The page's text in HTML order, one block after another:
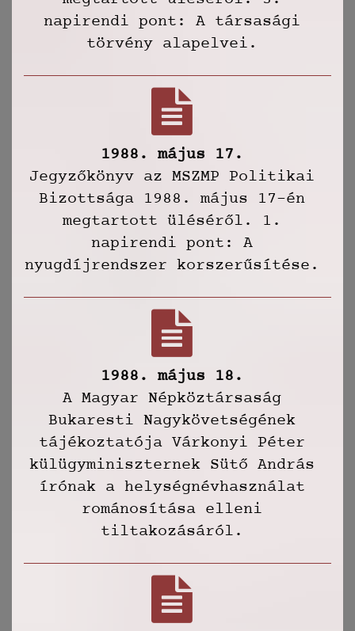
napirendi pont: A társasági
törvény alapelvei.
1988. május 17.
Jegyzőkönyv az MSZMP Politikai
Bizottsága 1988. május 17-én
megtartott üléséről. 1.
napirendi pont: A
nyugdíjrendszer korszerűsítése.
1988. május 18.
A Magyar Népköztársaság
Bukaresti Nagykövetségének
tájékoztatója Várkonyi Péter
külügyminiszternek Sütő András
írónak a helységnévhasználat
románosítása elleni
tiltakozásáról.